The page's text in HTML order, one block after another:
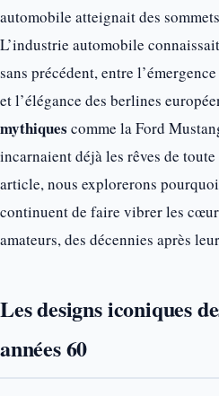
automobile atteignait des
L’industrie automobile
sans précédent, entre
et l’élégance des berlines
mythiques comme la Ford
incarnaient déjà les rêves de
article, nous explorerons
continuent de faire vibrer les
amateurs, des décennies après
Les designs iconiques
années 60